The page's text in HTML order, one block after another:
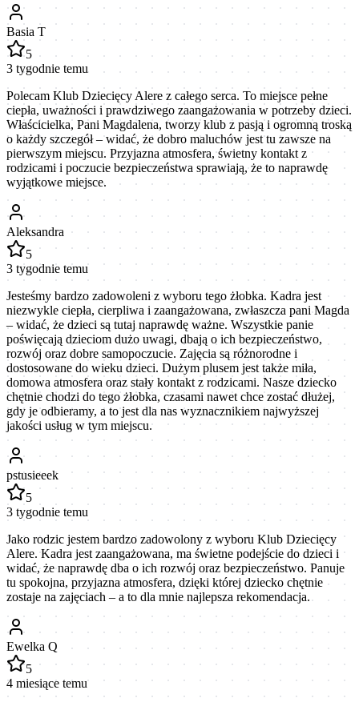
Basia T
5
3 tygodnie temu
Polecam Klub Dziecięcy Alere z całego serca. To miejsce pełne
ciepła, uważności i prawdziwego zaangażowania w potrzeby dzieci.
Właścicielka, Pani Magdalena, tworzy klub z pasją i ogromną troską
o każdy szczegół – widać, że dobro maluchów jest tu zawsze na
pierwszym miejscu. Przyjazna atmosfera, świetny kontakt z
rodzicami i poczucie bezpieczeństwa sprawiają, że to naprawdę
wyjątkowe miejsce.
Aleksandra
5
3 tygodnie temu
Jesteśmy bardzo zadowoleni z wyboru tego żłobka. Kadra jest
niezwykle ciepła, cierpliwa i zaangażowana, zwłaszcza pani Magda
– widać, że dzieci są tutaj naprawdę ważne. Wszystkie panie
poświęcają dzieciom dużo uwagi, dbają o ich bezpieczeństwo,
rozwój oraz dobre samopoczucie. Zajęcia są różnorodne i
dostosowane do wieku dzieci. Dużym plusem jest także miła,
domowa atmosfera oraz stały kontakt z rodzicami. Nasze dziecko
chętnie chodzi do tego żłobka, czasami nawet chce zostać dłużej,
gdy je odbieramy, a to jest dla nas wyznacznikiem najwyższej
jakości usług w tym miejscu.
pstusieeek
5
3 tygodnie temu
Jako rodzic jestem bardzo zadowolony z wyboru Klub Dziecięcy
Alere. Kadra jest zaangażowana, ma świetne podejście do dzieci i
widać, że naprawdę dba o ich rozwój oraz bezpieczeństwo. Panuje
tu spokojna, przyjazna atmosfera, dzięki której dziecko chętnie
zostaje na zajęciach – a to dla mnie najlepsza rekomendacja.
Ewelka Q
5
4 miesiące temu